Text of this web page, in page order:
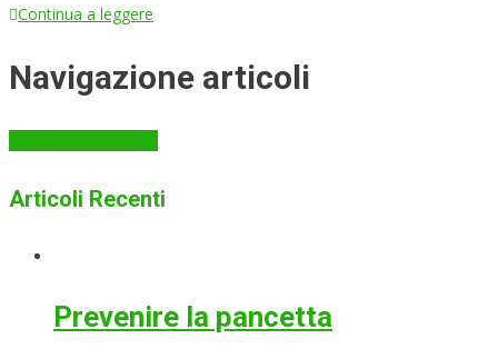
Continua a leggere
Navigazione articoli
Articoli Recenti
Prevenire la pancetta